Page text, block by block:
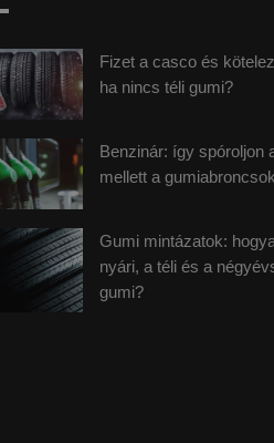
Fizet a casco és
ha nincs téli gumi?
Benzinár: így spóroljon
mellett a
Gumi mintázatok:
nyári, a téli és a
gumi?